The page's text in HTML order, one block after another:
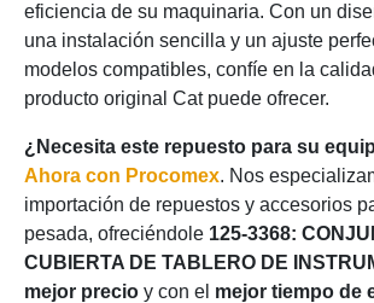
eficiencia de su maquinaria. Con un
una instalación sencilla y un ajuste
modelos compatibles, confíe en la
producto original Cat puede ofrecer.
¿Necesita este repuesto para su
Ahora con Procomex. Nos
importación de repuestos y accesorios
pesada, ofreciéndole 125-3368:
CUBIERTA DE TABLERO DE
mejor precio y con el mejor tiempo de